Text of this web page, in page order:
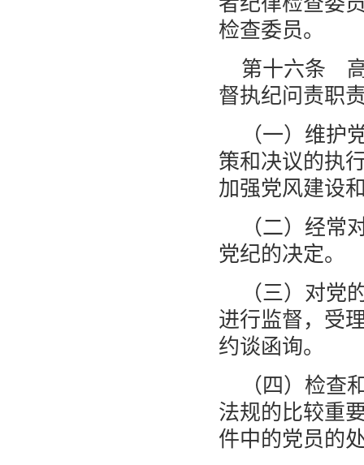
检查委员。
第十六条 高
督执纪问责职
（一）维护
策和决议的执
加强党风建设
（二）经常
党纪的决定。
（三）对党
进行监督，受
约谈函询。
（四）检查
法规的比较重
件中的党员的